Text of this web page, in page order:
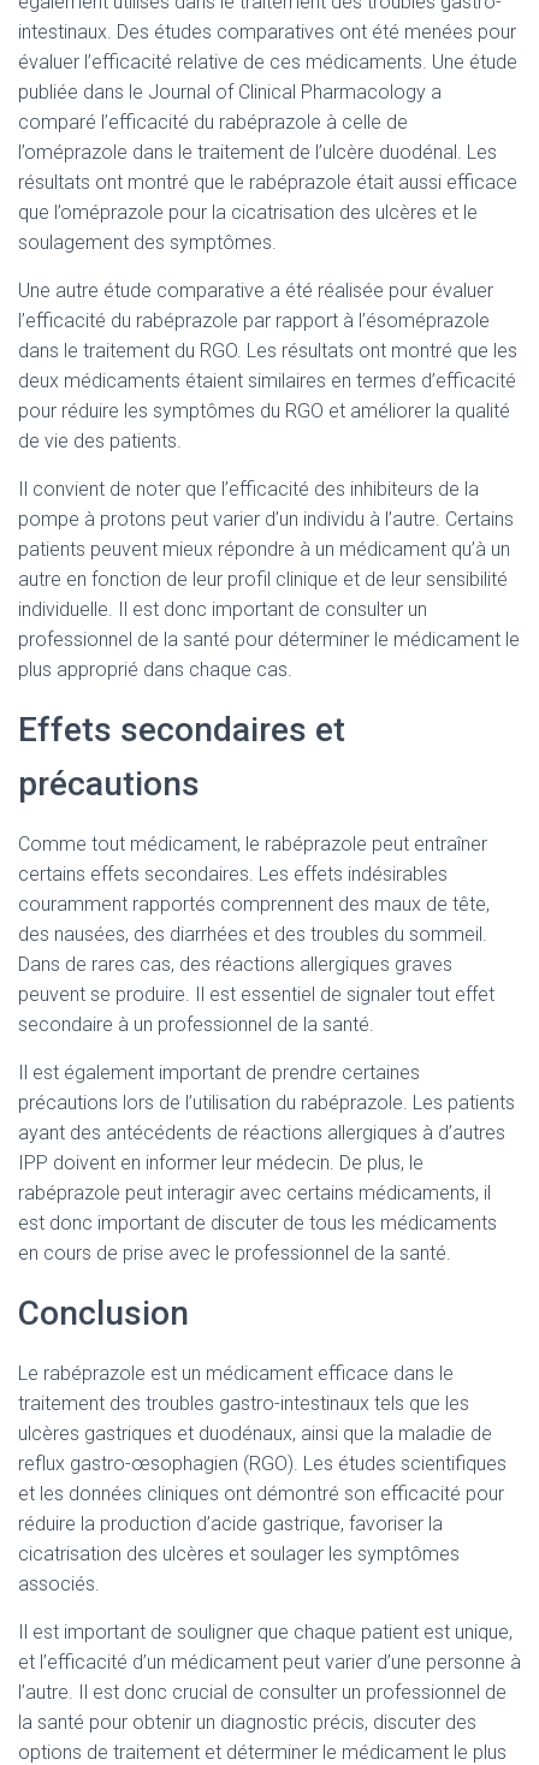
intestinaux. Des études comparatives ont été menées pour
évaluer l’efficacité relative de ces médicaments. Une étude
publiée dans le Journal of Clinical Pharmacology a
comparé l’efficacité du rabéprazole à celle de
l’oméprazole dans le traitement de l’ulcère duodénal. Les
résultats ont montré que le rabéprazole était aussi efficace
que l’oméprazole pour la cicatrisation des ulcères et le
soulagement des symptômes.
Une autre étude comparative a été réalisée pour évaluer
l’efficacité du rabéprazole par rapport à l’ésoméprazole
dans le traitement du RGO. Les résultats ont montré que les
deux médicaments étaient similaires en termes d’efficacité
pour réduire les symptômes du RGO et améliorer la qualité
de vie des patients.
Il convient de noter que l’efficacité des inhibiteurs de la
pompe à protons peut varier d’un individu à l’autre. Certains
patients peuvent mieux répondre à un médicament qu’à un
autre en fonction de leur profil clinique et de leur sensibilité
individuelle. Il est donc important de consulter un
professionnel de la santé pour déterminer le médicament le
plus approprié dans chaque cas.
Effets secondaires et
précautions
Comme tout médicament, le rabéprazole peut entraîner
certains effets secondaires. Les effets indésirables
couramment rapportés comprennent des maux de tête,
des nausées, des diarrhées et des troubles du sommeil.
Dans de rares cas, des réactions allergiques graves
peuvent se produire. Il est essentiel de signaler tout effet
secondaire à un professionnel de la santé.
Il est également important de prendre certaines
précautions lors de l’utilisation du rabéprazole. Les patients
ayant des antécédents de réactions allergiques à d’autres
IPP doivent en informer leur médecin. De plus, le
rabéprazole peut interagir avec certains médicaments, il
est donc important de discuter de tous les médicaments
en cours de prise avec le professionnel de la santé.
Conclusion
Le rabéprazole est un médicament efficace dans le
traitement des troubles gastro-intestinaux tels que les
ulcères gastriques et duodénaux, ainsi que la maladie de
reflux gastro-œsophagien (RGO). Les études scientifiques
et les données cliniques ont démontré son efficacité pour
réduire la production d’acide gastrique, favoriser la
cicatrisation des ulcères et soulager les symptômes
associés.
Il est important de souligner que chaque patient est unique,
et l’efficacité d’un médicament peut varier d’une personne à
l’autre. Il est donc crucial de consulter un professionnel de
la santé pour obtenir un diagnostic précis, discuter des
options de traitement et déterminer le médicament le plus